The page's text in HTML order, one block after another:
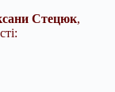
Стецюк,